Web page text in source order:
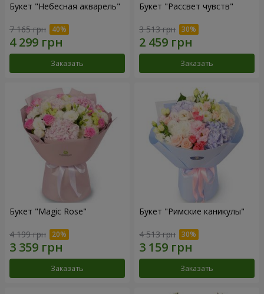
Букет "Небесная акварель"
7 165 грн
Заказать
Букет "Рассвет чувств"
3 513 грн
Заказать
Букет "Magic Rose"
4 199 грн
Заказать
Букет "Римские каникулы"
4 513 грн
Заказать